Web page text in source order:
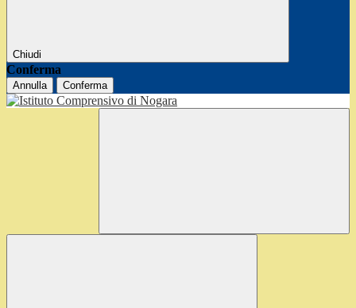
Chiudi
Conferma
Annulla Conferma